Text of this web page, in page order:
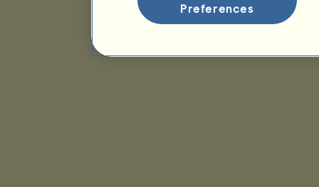
Preferences